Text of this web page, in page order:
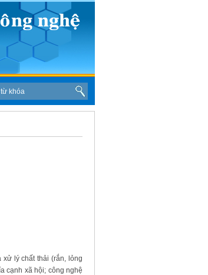
lý chất thải (rắn, lỏng
cạnh xã hội; công nghệ